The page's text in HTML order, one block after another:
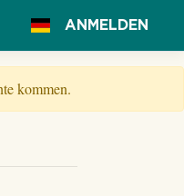
ANMELDEN
kommen.